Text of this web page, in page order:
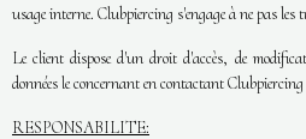
usage interne. Clubpiercing s'engage à ne pas
Le client dispose d'un droit d'accès, de
données le concernant en contactant
RESPONSABILITE: